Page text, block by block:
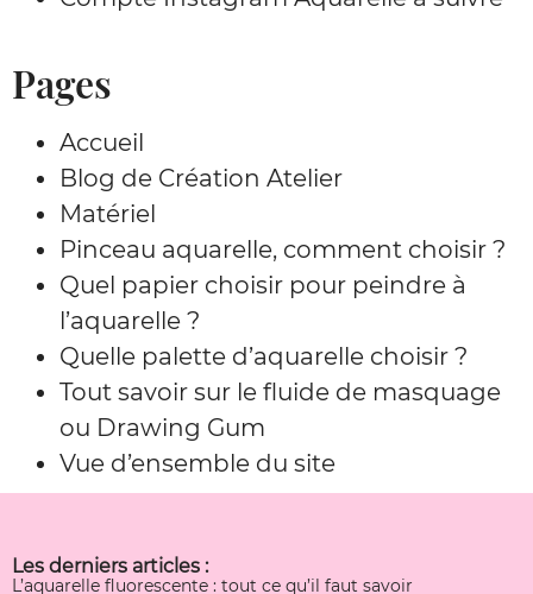
Pages
Accueil
Blog de Création Atelier
Matériel
Pinceau aquarelle, comment choisir ?
Quel papier choisir pour peindre à
l’aquarelle ?
Quelle palette d’aquarelle choisir ?
Tout savoir sur le fluide de masquage
ou Drawing Gum
Vue d’ensemble du site
Les derniers articles :
L’aquarelle fluorescente : tout ce qu’il faut savoir